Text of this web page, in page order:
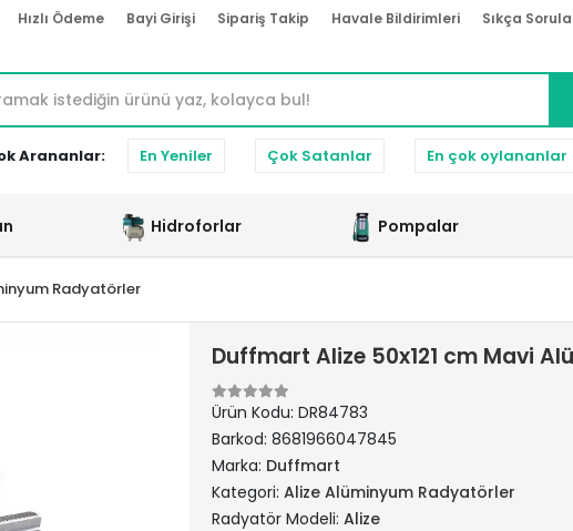
Hızlı Ödeme Bayi Girişi Sipariş Takip Havale Bildirimleri Sıkça
Arananlar: En Yeniler Çok Satanlar En çok oylananlar
Hidroforlar Pompalar
Radyatörler
Duffmart Alize 50x121 cm Mavi
Ürün Kodu: DR84783
Barkod: 8681966047845
Marka: Duffmart
Kategori: Alize Alüminyum Radyatörler
Radyatör Modeli: Alize